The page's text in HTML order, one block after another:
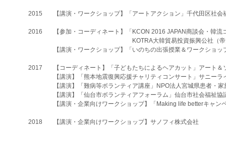
2015
​2016
​2017
​2018
【講演・ワークショップ】「アートアクション」千代田区社会
【参加・コーディネート】「KCON 2016 JAPAN商談会・韓
KOTRA大韓貿易投資振興公社（
【講演・ワークショップ】「いのちの出張授業＆ワークショ
【コーディネート】「子どもたちによるヘアカット」アート
【講演】「熊本地震復興応援チャリティコンサート」サニー
【講演】「難病等ボランティア講座」NPO法人宮城県患者・
【講演】「仙台市ボランティアフォーラム」仙台市社会福祉
【講演・企業向けワークショップ】「Making life betterキャ
【講演・企業向けワークショップ】サノフィ株式会社